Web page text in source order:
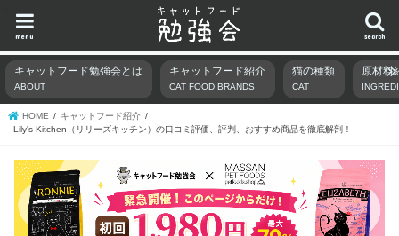
search
menu
キャットフード勉強会とは
ABOUT
キャットフード紹介
CAT FOOD BRANDS
猫の種類
CAT
原材料
HOME
キャットフード紹介
Lily's Kitchen（リリーズキッチン）の口コミ評価、評判、おすすめ商品を徹底解剖！